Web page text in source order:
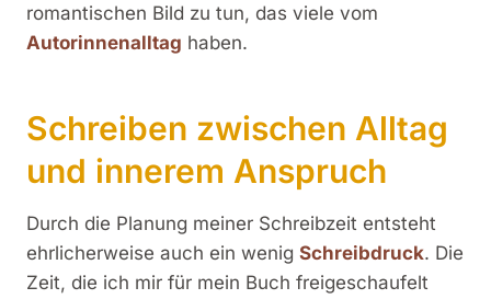
romantischen Bild zu tun, das viele vom
Autorinnenalltag haben.
Schreiben zwischen Alltag
und innerem Anspruch
Durch die Planung meiner Schreibzeit entsteht
ehrlicherweise auch ein wenig Schreibdruck. Die
Zeit, die ich mir für mein Buch freigeschaufelt